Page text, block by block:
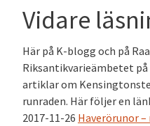
Vidare
Här på K-blogg och på
Riksantikvarieämbetet
artiklar om
runraden. Här följer en
2017-11-26 Haverörunor